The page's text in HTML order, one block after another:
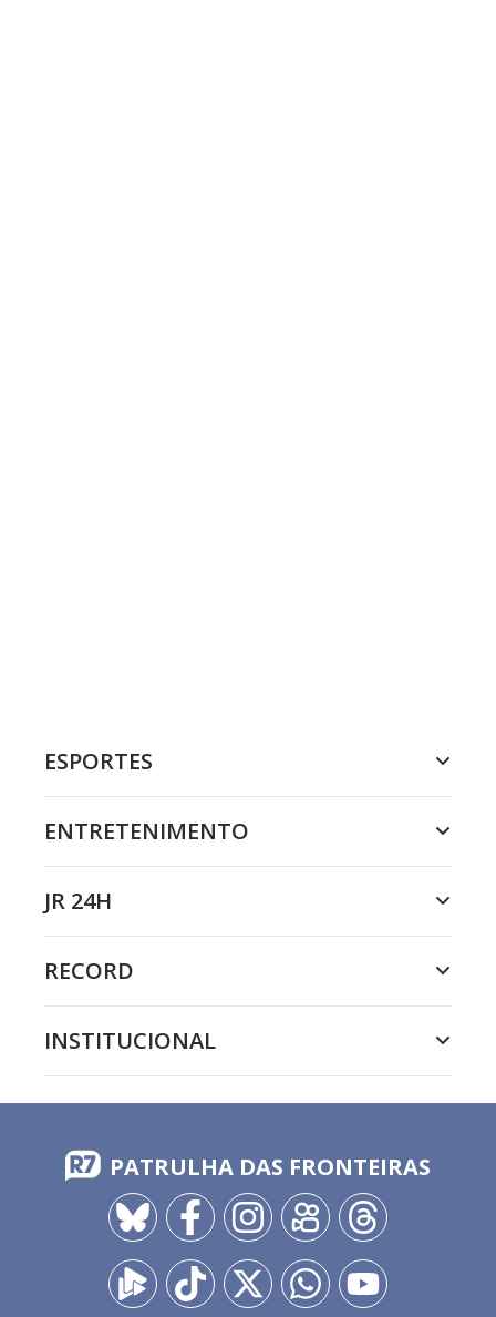
ESPORTES
ENTRETENIMENTO
JR 24H
RECORD
INSTITUCIONAL
PATRULHA DAS FRONTEIRAS